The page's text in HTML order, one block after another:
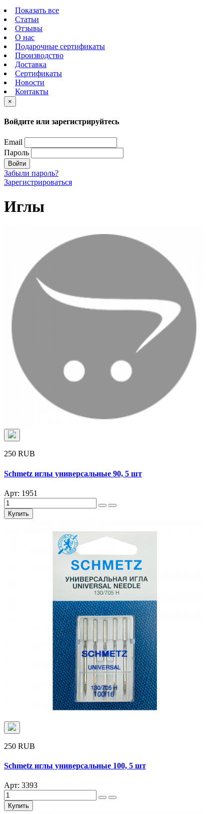
Показать все
Статьи
Отзывы
О нас
Подарочные сертификаты
Производство
Доставка
Сертификаты
Новости
Контакты
×
Войдите или зарегистрируйтесь
Email
Пароль
Войти
Забыли пароль?
Зарегистрироваться
Иглы
250 RUB
Schmetz иглы универсальные 90, 5 шт
Арт: 1951
Купить
250 RUB
Schmetz иглы универсальные 100, 5 шт
Арт: 3393
Купить